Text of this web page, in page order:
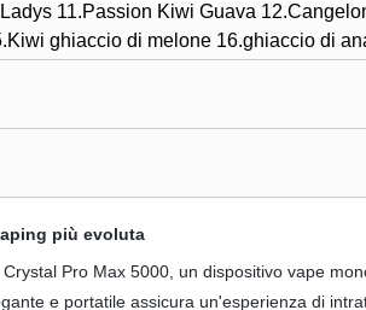
11.Passion Kiwi Guava
ghiaccio di melone 16.ghiaccio di
più evoluta
Pro Max 5000, un dispositivo vape
e portatile assicura un'esperienza di